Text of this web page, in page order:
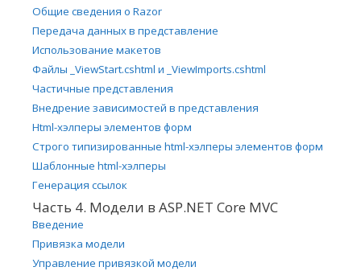
Общие сведения о Razor
Передача данных в представление
Использование макетов
Файлы _ViewStart.cshtml и _ViewImports.cshtml
Частичные представления
Внедрение зависимостей в представления
Html-хэлперы элементов форм
Строго типизированные html-хэлперы элементов форм
Шаблонные html-хэлперы
Генерация ссылок
Часть 4. Модели в ASP.NET Core MVC
Введение
Привязка модели
Управление привязкой модели